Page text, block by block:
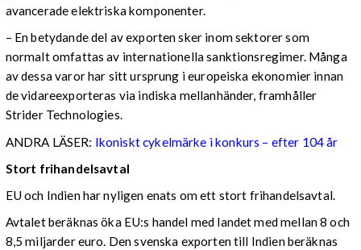
avancerade elektriska komponenter.
– En betydande del av exporten sker inom sektorer som
normalt omfattas av internationella sanktionsregimer. Många
av dessa varor har sitt ursprung i europeiska ekonomier innan
de vidareexporteras via indiska mellanhänder, framhåller
Strider Technologies.
ANDRA LÄSER: Ikoniskt cykelmärke i konkurs – efter 104 år
Stort frihandelsavtal
EU och Indien har nyligen enats om ett stort frihandelsavtal.
Avtalet beräknas öka EU:s handel med landet med mellan 8 och
8,5 miljarder euro. Den svenska exporten till Indien beräknas